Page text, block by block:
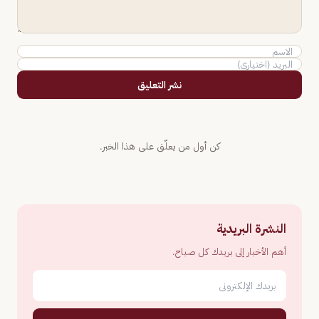
نشر التعليق
كن أول من يعلّق على هذا الخبر.
النشرة البريدية
أهم الأخبار إلى بريدك كل صباح.